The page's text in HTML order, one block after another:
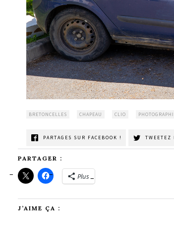
BRETONCELLES CHAPEAU CLIO
PARTAGES SUR FACEBOOK ! TWEETEZ
PARTAGER :
Plus
J’AIME ÇA :